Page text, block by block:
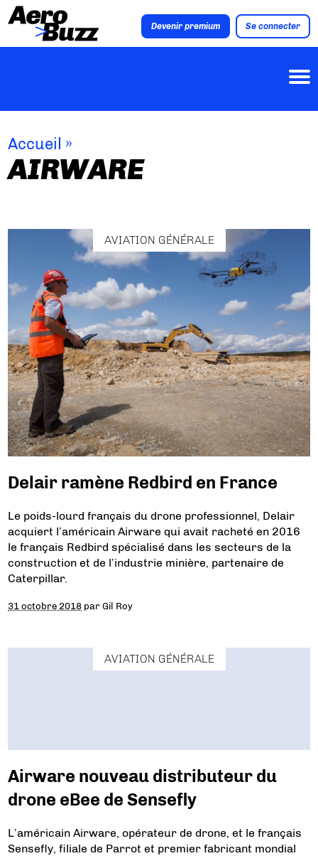
Devenir premium Se connecter
Accueil »
AIRWARE
AVIATION GÉNÉRALE
Delair ramène Redbird en France
Le poids-lourd français du drone professionnel, Delair
acquiert l’américain Airware qui avait racheté en 2016
le français Redbird spécialisé dans les secteurs de la
construction et de l’industrie minière, partenaire de
Caterpillar.
31 octobre 2018 parGil Roy
AVIATION GÉNÉRALE
Airware nouveau distributeur du
drone eBee de Sensefly
L’américain Airware, opérateur de drone, et le français
Sensefly, filiale de Parrot et premier fabricant mondial